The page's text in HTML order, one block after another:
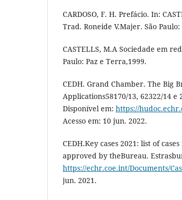
CARDOSO, F. H. Prefácio. In:
Trad. Roneide V.Majer. São
CASTELLS, M.A Sociedade em
Paulo: Paz e Terra,1999.
CEDH. Grand Chamber. The Big
Applications58170/13, 62322/14 e
Disponível em: https://
Acesso em: 10 jun. 2022.
CEDH.Key cases 2021: list of
approved by theBureau.
https://echr.coe.int/Documents/
jun. 2021.